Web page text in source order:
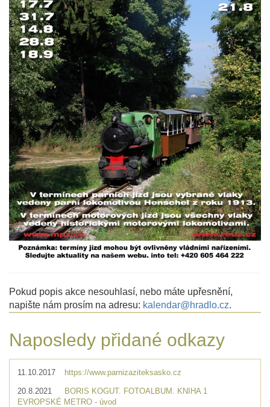
Pokud popis akce nesouhlasí, nebo máte upřesnění,
napište nám prosím na adresu: kalendar@hradlo.cz.
Naposledy přidané odkazy
11.10.2017 https://www.parnizaziteksasko.cz
20.8.2021
BORIS KOGUT. FOTOALBUM. KNIHA 1
EVROPSKÉ METRO - úvod